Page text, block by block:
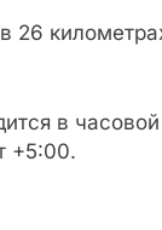
26
в
+5:00.